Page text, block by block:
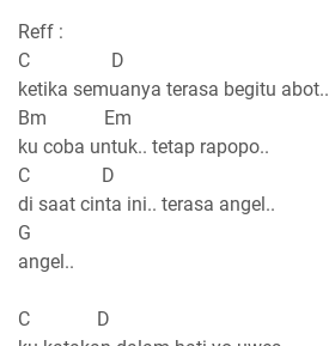
Reff :
C D
ketika semuanya terasa begitu abot..
Bm Em
ku coba untuk.. tetap rapopo..
C D
di saat cinta ini.. terasa angel..
G
angel..
C D